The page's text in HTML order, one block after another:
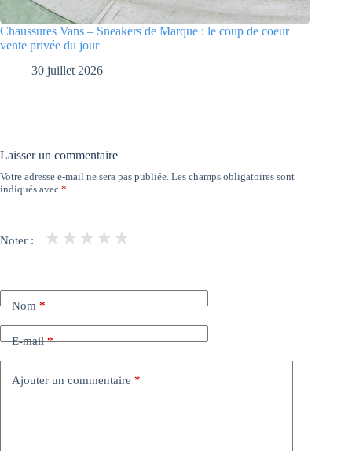
Chaussures Vans – Sneakers de Marque : le coup de coeur
vente privée du jour
30 juillet 2026
Laisser un commentaire
Votre adresse e-mail ne sera pas publiée. Les champs obligatoires sont
indiqués avec *
Noter : ★
★
★
★
★
Nom*
E-mail*
Ajouter un commentaire *